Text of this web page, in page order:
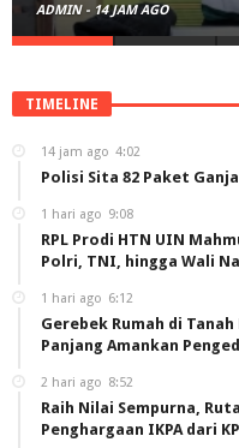
ADMIN - 14 JAM AGO
TIMELINE
14 jam ago 4:02
Polisi Sita 82 Paket
1 hari ago 9:08
RPL Prodi HTN UIN
Polri, TNI, hingga Wali
1 hari ago 6:12
Gerebek Rumah di
Panjang Amankan
2 hari ago 8:52
Raih Nilai Sempurna,
Penghargaan IKPA dari